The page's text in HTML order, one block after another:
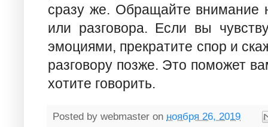
сразу же. Обращайте внимание
или разговора. Если вы
эмоциями, прекратите спор и
разговору позже. Это поможет
хотите говорить.
Posted by webmaster on ноября 26, 2019